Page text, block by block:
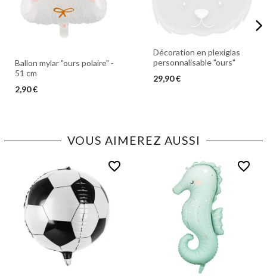
Ballon mylar "ours polaire" -
51 cm
2,90 €
Décoration en plexiglas
personnalisable "ours"
29,90 €
VOUS AIMEREZ AUSSI
favorite_border favorite_border